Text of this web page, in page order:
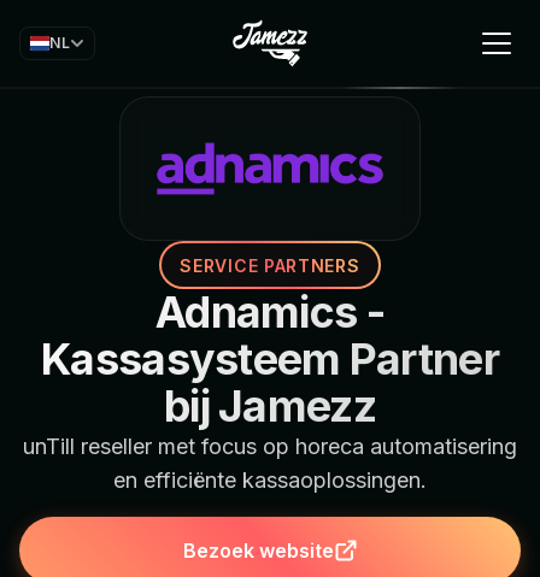
NL
SERVICE PARTNERS
Adnamics -
Kassasysteem Partner
bij Jamezz
unTill reseller met focus op horeca automatisering
en efficiënte kassaoplossingen.
Bezoek website